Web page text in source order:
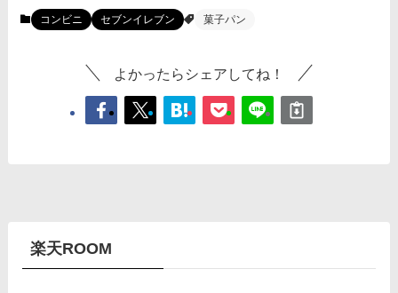
コンビニ セブンイレブン 菓子パン
よかったらシェアしてね！
楽天ROOM